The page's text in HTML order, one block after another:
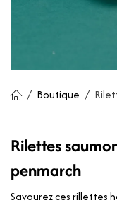
Boutique
Rilettes
penmarch
Savourez ces rillettes